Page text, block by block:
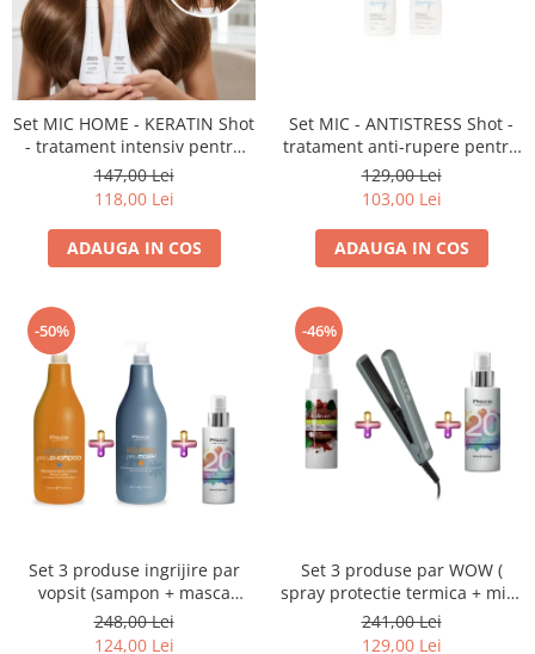
Set MIC HOME - KERATIN Shot
- tratament intensiv pentru
părul distrus (șampon 250 ml
+ mască 250 ml)
147,00 Lei
118,00 Lei
ADAUGA IN COS
Set MIC - ANTISTRESS Shot -
tratament anti-rupere pentru
păr fragil (șampon 250ml +
mască 250ml)
129,00 Lei
103,00 Lei
ADAUGA IN COS
-50%
Set 3 produse ingrijire par
vopsit (sampon + masca
KEEPING 1L + spray tratament
RAINBOW)
248,00 Lei
124,00 Lei
-46%
Set 3 produse par WOW (
spray protectie termica + mini
placa de creponat + leave-in
tratament)
241,00 Lei
129,00 Lei